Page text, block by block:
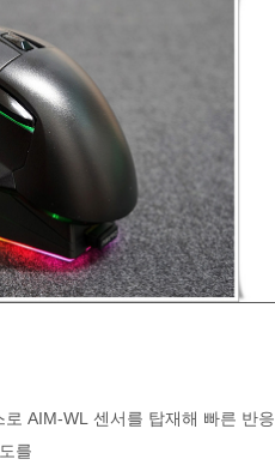
AIM-WL 센서를 탑재해 빠른 반응
를